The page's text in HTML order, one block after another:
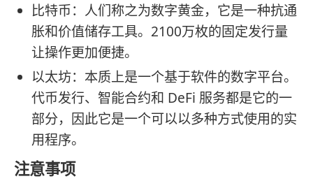
比特币：人们称之为数字黄金，它是一种抗通
胀和价值储存工具。2100万枚的固定发行量
让操作更加便捷。
以太坊：本质上是一个基于软件的数字平台。
代币发行、智能合约和 DeFi 服务都是它的一
部分，因此它是一个可以以多种方式使用的实
用程序。
注意事项